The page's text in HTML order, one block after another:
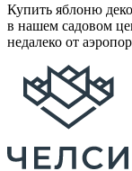
Купить яблоню
в нашем садовом
недалеко от